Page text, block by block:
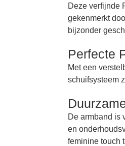
Deze verfijnde
gekenmerkt
bijzonder
Perfecte
Met een
schuifsysteem
De armband is
en
feminine touch